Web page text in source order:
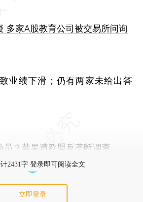
多家A股教育公司被交易所问询
业绩下滑；仍有两家未给出答
员？苹果遭欧盟反垄断调查
2431字 登录即可阅读全文
立即登录